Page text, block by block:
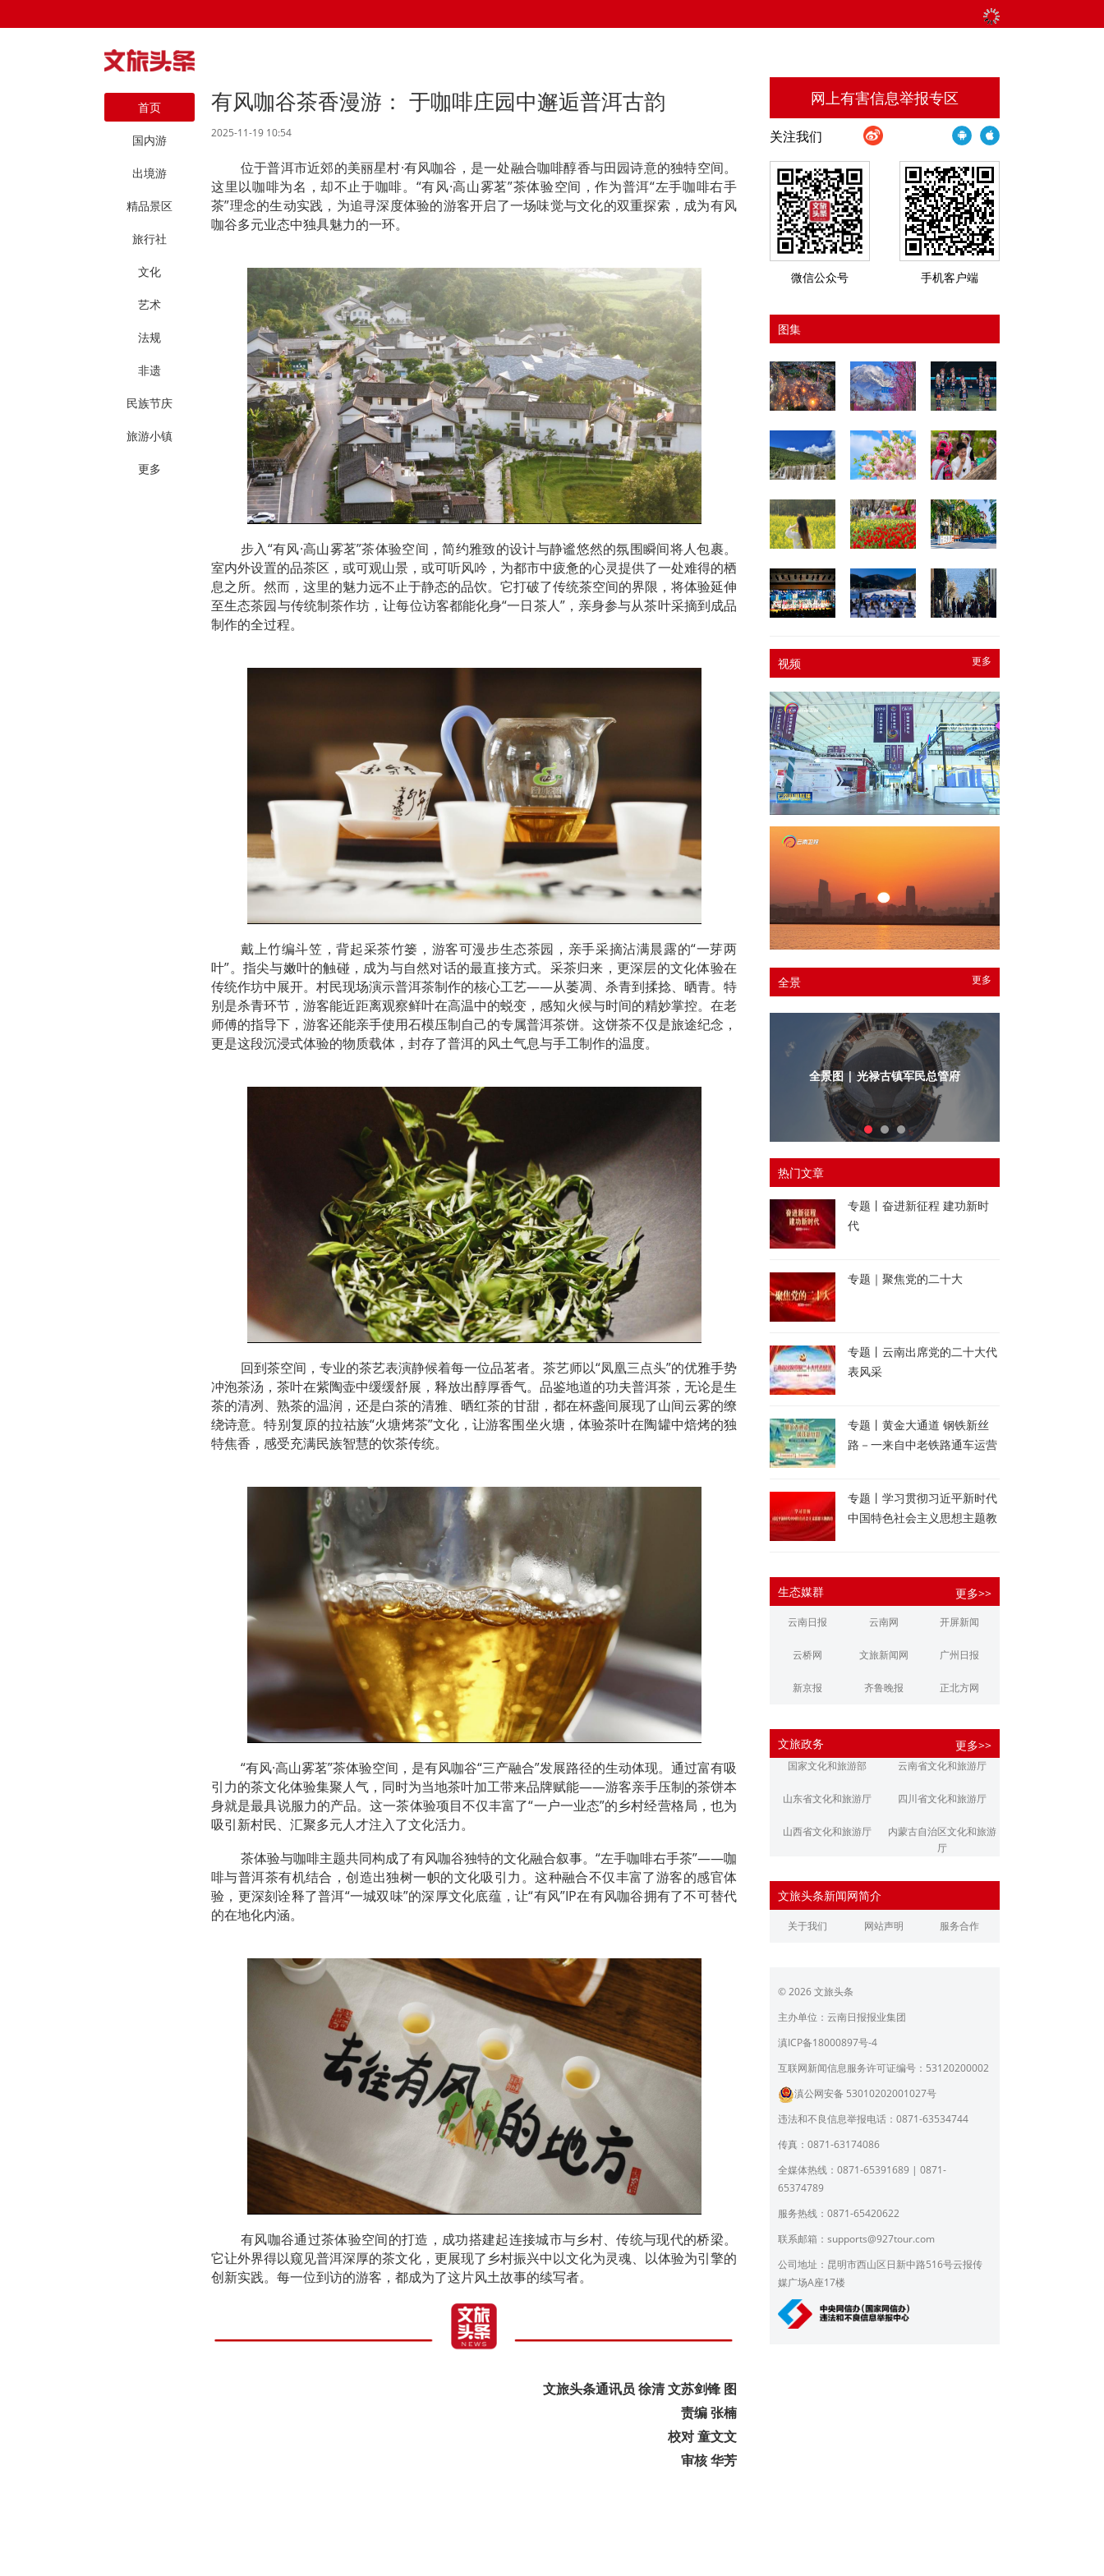
首页
国内游
出境游
精品景区
旅行社
文化
艺术
法规
非遗
民族节庆
旅游小镇
更多
有风咖谷茶香漫游： 于咖啡庄园中邂逅普洱古韵
2025-11-19 10:54
位于普洱市近郊的美丽星村·有风咖谷，是一处融合咖啡醇香与田园诗意的独特空间。
这里以咖啡为名，却不止于咖啡。“有风·高山雾茗”茶体验空间，作为普洱“左手咖啡右手
茶”理念的生动实践，为追寻深度体验的游客开启了一场味觉与文化的双重探索，成为有风
咖谷多元业态中独具魅力的一环。
步入“有风·高山雾茗”茶体验空间，简约雅致的设计与静谧悠然的氛围瞬间将人包裹。
室内外设置的品茶区，或可观山景，或可听风吟，为都市中疲惫的心灵提供了一处难得的栖
息之所。然而，这里的魅力远不止于静态的品饮。它打破了传统茶空间的界限，将体验延伸
至生态茶园与传统制茶作坊，让每位访客都能化身“一日茶人”，亲身参与从茶叶采摘到成品
制作的全过程。
戴上竹编斗笠，背起采茶竹篓，游客可漫步生态茶园，亲手采摘沾满晨露的“一芽两
叶”。指尖与嫩叶的触碰，成为与自然对话的最直接方式。采茶归来，更深层的文化体验在
传统作坊中展开。村民现场演示普洱茶制作的核心工艺——从萎凋、杀青到揉捻、晒青。特
别是杀青环节，游客能近距离观察鲜叶在高温中的蜕变，感知火候与时间的精妙掌控。在老
师傅的指导下，游客还能亲手使用石模压制自己的专属普洱茶饼。这饼茶不仅是旅途纪念，
更是这段沉浸式体验的物质载体，封存了普洱的风土气息与手工制作的温度。
回到茶空间，专业的茶艺表演静候着每一位品茗者。茶艺师以“凤凰三点头”的优雅手势
冲泡茶汤，茶叶在紫陶壶中缓缓舒展，释放出醇厚香气。品鉴地道的功夫普洱茶，无论是生
茶的清冽、熟茶的温润，还是白茶的清雅、晒红茶的甘甜，都在杯盏间展现了山间云雾的缭
绕诗意。特别复原的拉祜族“火塘烤茶”文化，让游客围坐火塘，体验茶叶在陶罐中焙烤的独
特焦香，感受充满民族智慧的饮茶传统。
“有风·高山雾茗”茶体验空间，是有风咖谷“三产融合”发展路径的生动体现。通过富有吸
引力的茶文化体验集聚人气，同时为当地茶叶加工带来品牌赋能——游客亲手压制的茶饼本
身就是最具说服力的产品。这一茶体验项目不仅丰富了“一户一业态”的乡村经营格局，也为
吸引新村民、汇聚多元人才注入了文化活力。
茶体验与咖啡主题共同构成了有风咖谷独特的文化融合叙事。“左手咖啡右手茶”——咖
啡与普洱茶有机结合，创造出独树一帜的文化吸引力。这种融合不仅丰富了游客的感官体
验，更深刻诠释了普洱“一城双味”的深厚文化底蕴，让“有风”IP在有风咖谷拥有了不可替代
的在地化内涵。
有风咖谷通过茶体验空间的打造，成功搭建起连接城市与乡村、传统与现代的桥梁。
它让外界得以窥见普洱深厚的茶文化，更展现了乡村振兴中以文化为灵魂、以体验为引擎的
创新实践。每一位到访的游客，都成为了这片风土故事的续写者。
文旅头条通讯员 徐清 文苏剑锋 图
责编 张楠
校对 童文文
审核 华芳
网上有害信息举报专区
关注我们
微信公众号 手机客户端
图集
更多
视频
更多
全景
全景图 | 光禄古镇军民总管府
热门文章
专题丨奋进新征程 建功新时
代
专题｜聚焦党的二十大
专题丨云南出席党的二十大代
表风采
专题丨黄金大通道 钢铁新丝
路－一来自中老铁路通车运营
专题丨学习贯彻习近平新时代
中国特色社会主义思想主题教
生态媒群 更多>>
云南日报 云南网 开屏新闻
云桥网 文旅新闻网 广州日报
新京报 齐鲁晚报 正北方网
江南都市报 潇湘晨报
文旅政务 更多>>
国家文化和旅游部 云南省文化和旅游厅
山东省文化和旅游厅 四川省文化和旅游厅
山西省文化和旅游厅
内蒙古自治区文化和旅游
厅
浙江省文化和旅游厅
江西省文化和旅游厅 河南省文化和旅游厅
广东省文化和旅游厅
育厅
陕西省文化和旅游厅 甘肃省文化和旅游厅
青海省文化和旅游厅
宁夏回族自治区文化和旅
北京市文旅局
上海市文化和旅游局
员会
文旅头条新闻网简介
关于我们 网站声明 服务合作
© 2026 文旅头条
主办单位：云南日报报业集团
滇ICP备18000897号-4
互联网新闻信息服务许可证编号：53120200002
滇公网安备 53010202001027号
违法和不良信息举报电话：0871-63534744
传真：0871-63174086
全媒体热线：0871-65391689 | 0871-
65374789
服务热线：0871-65420622
联系邮箱： supports@927tour.com
公司地址：昆明市西山区日新中路516号云报传
媒广场A座17楼